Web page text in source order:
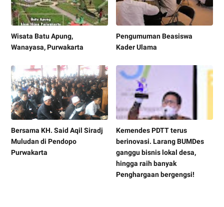
Wisata Batu Apung,
Wanayasa, Purwakarta
Pengumuman Beasiswa
Kader Ulama
Bersama KH. Said Aqil Siradj
Muludan di Pendopo
Purwakarta
Kemendes PDTT terus
berinovasi. Larang BUMDes
ganggu bisnis lokal desa,
hingga raih banyak
Penghargaan bergengsi!